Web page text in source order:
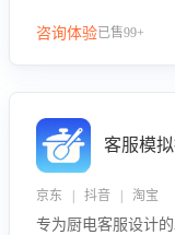
咨询体验已售99+
客服模
京东 | 抖音 | 淘宝
专为厨电客服设计